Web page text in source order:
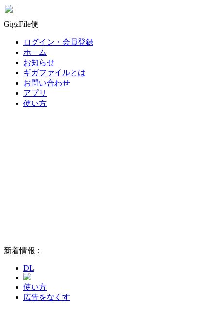
GigaFile便
ログイン・会員登録
ホーム
お知らせ
ギガファイルとは
お問い合わせ
アプリ
使い方
新着情報：
DL
使い方
広告をなくす